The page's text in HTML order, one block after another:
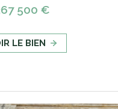
500 €
LE BIEN